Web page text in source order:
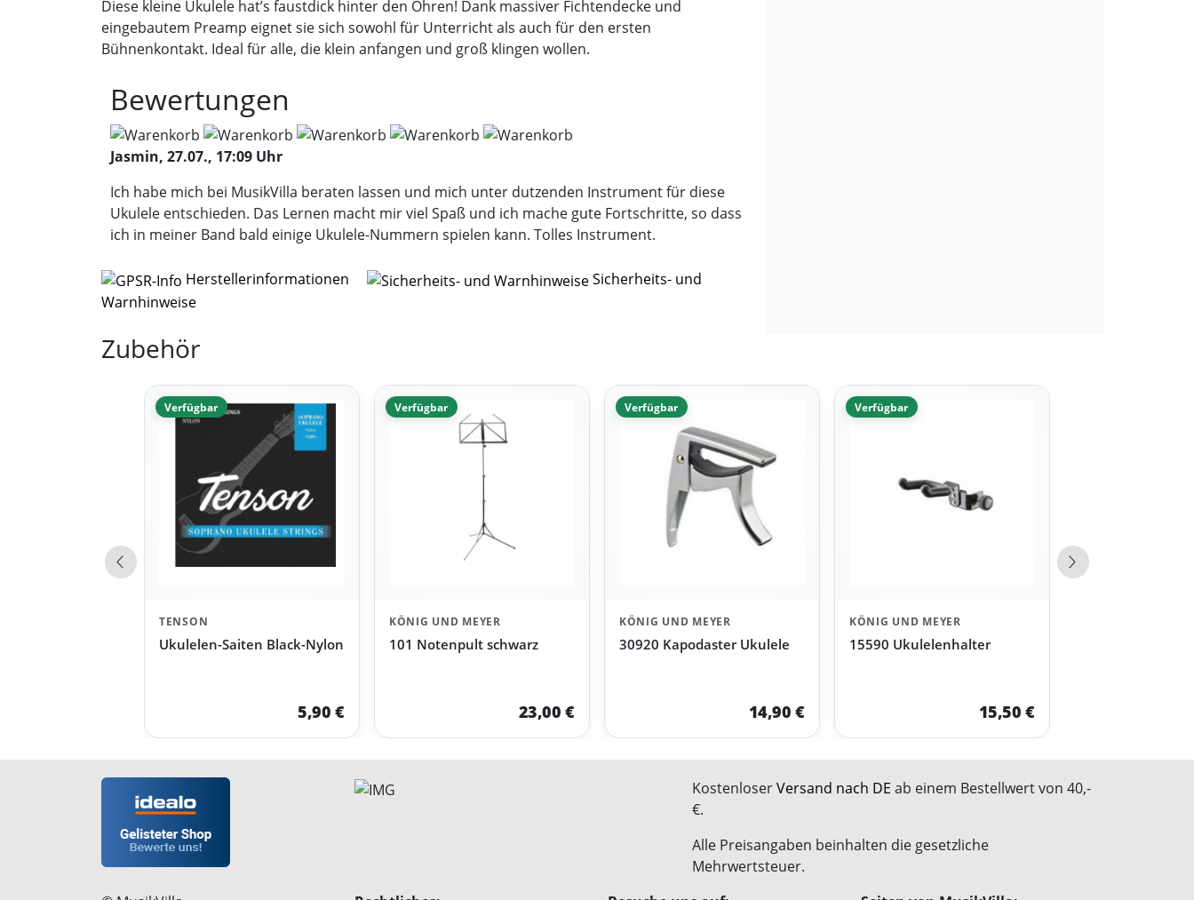
Diese kleine Ukulele hat’s faustdick hinter den Ohren! Dank massiver Fichtendecke und
eingebautem Preamp eignet sie sich sowohl für Unterricht als auch für den ersten
Bühnenkontakt. Ideal für alle, die klein anfangen und groß klingen wollen.
Bewertungen
Jasmin, 27.07., 17:09 Uhr
Ich habe mich bei MusikVilla beraten lassen und mich unter dutzenden Instrument für diese
Ukulele entschieden. Das Lernen macht mir viel Spaß und ich mache gute Fortschritte, so dass
ich in meiner Band bald einige Ukulele-Nummern spielen kann. Tolles Instrument.
Herstellerinformationen
Sicherheits- und
Warnhinweise
Zubehör
Verfügbar
TENSON
Ukulelen-Saiten Black-Nylon
5,90 €
Verfügbar
KÖNIG UND MEYER
101 Notenpult schwarz
23,00 €
Verfügbar
KÖNIG UND MEYER
30920 Kapodaster Ukulele
14,90 €
Verfügbar
KÖNIG UND MEYER
15590 Ukulelenhalter
15,50 €
Vorherige Produkte Nächste Produkte
KostenloserVersand nach DE ab einem Bestellwert von 40,-
€.
Alle Preisangaben beinhalten die gesetzliche
Mehrwertsteuer.